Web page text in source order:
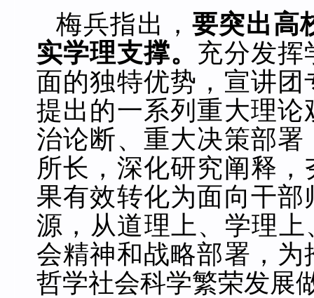
梅兵指出， 要突出高
实学理支撑。 充分发挥
面的独特优势，宣讲
提出的一系列重大理
治论断、重大决策部
所长，深化研究阐释
果有效转化为面向干
源，从道理上、学理
会精神和战略部署，
哲学社会科学繁荣发展